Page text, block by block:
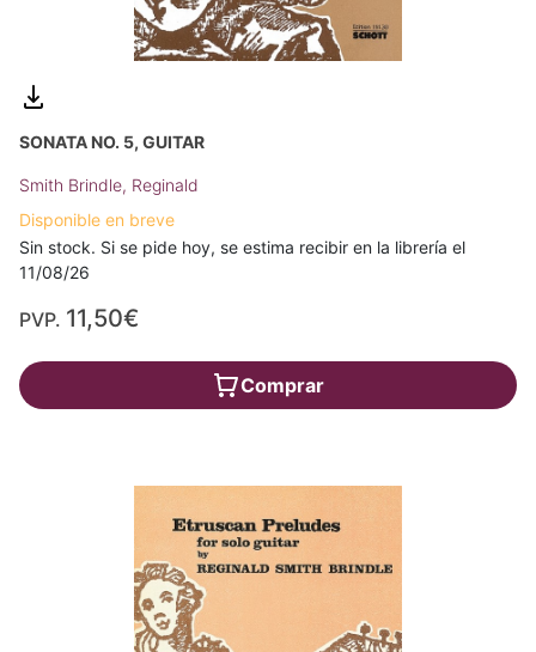
SONATA NO. 5, GUITAR
Smith Brindle, Reginald
Disponible en breve
Sin stock. Si se pide hoy, se estima recibir en la librería el
11/08/26
PVP. 11,50€
Comprar